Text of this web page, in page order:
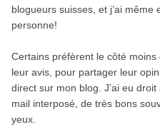
blogueurs suisses, et j’ai même
personne!
Certains préfèrent le côté
leur avis, pour partager leur
direct sur mon blog. J’ai eu
mail interposé, de très bons
yeux.